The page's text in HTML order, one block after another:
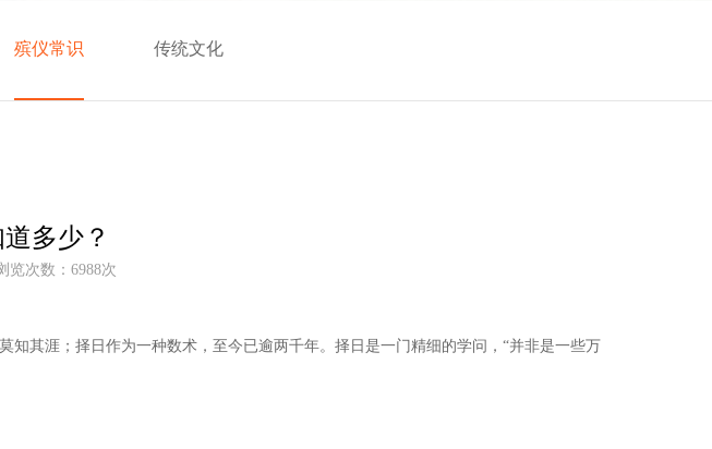
殡仪常识 传统文化
多少？
览次数：6988次
知其涯；择日作为一种数术 ，至今已逾两千年。 择日是一门精细的学问， “并非是一些万